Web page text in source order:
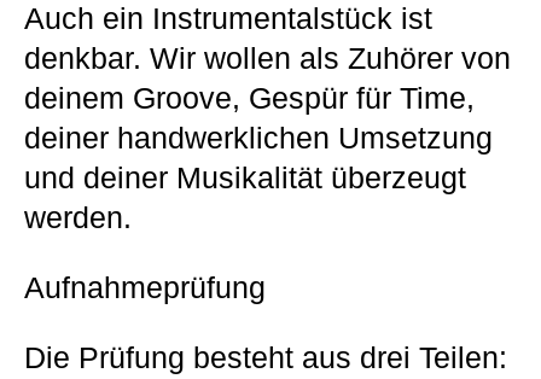
Auch ein Instrumentalstück ist
denkbar. Wir wollen als Zuhörer von
deinem Groove, Gespür für Time,
deiner handwerklichen Umsetzung
und deiner Musikalität überzeugt
werden.
Aufnahmeprüfung
Die Prüfung besteht aus drei Teilen: